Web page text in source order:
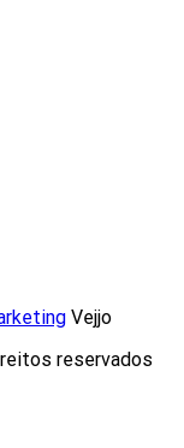
Vejjo​
reservados